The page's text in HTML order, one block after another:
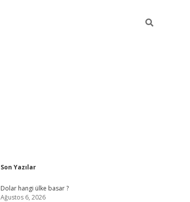
Sidebar
Son Yazılar
Dolar hangi ülke basar ?
Ağustos 6, 2026
https://hiltonbet-giris.com/